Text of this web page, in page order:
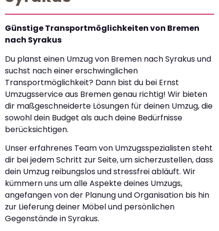
Günstige Transportmöglichkeiten von Bremen
nach Syrakus
Du planst einen Umzug von Bremen nach Syrakus und
suchst nach einer erschwinglichen
Transportmöglichkeit? Dann bist du bei Ernst
Umzugsservice aus Bremen genau richtig! Wir bieten
dir maßgeschneiderte Lösungen für deinen Umzug, die
sowohl dein Budget als auch deine Bedürfnisse
berücksichtigen.
Unser erfahrenes Team von Umzugsspezialisten steht
dir bei jedem Schritt zur Seite, um sicherzustellen, dass
dein Umzug reibungslos und stressfrei abläuft. Wir
kümmern uns um alle Aspekte deines Umzugs,
angefangen von der Planung und Organisation bis hin
zur Lieferung deiner Möbel und persönlichen
Gegenstände in Syrakus.